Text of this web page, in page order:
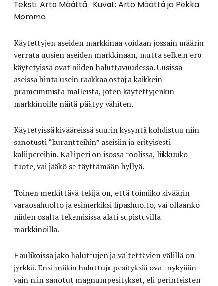
Teksti: Arto Määttä Kuvat: Arto Määttä ja Pekka
Mommo
Käytettyjen aseiden markkinaa voidaan jossain määrin
verrata uusien aseiden markkinaan, mutta selkein ero
käytetyissä ovat niiden haluttavuudessa. Uusissa
aseissa hinta usein raakkaa ostajia kaikkein
prameimmista malleista, joten käytettyjenkin
markkinoille näitä päätyy vähiten.
Käytetyissä kivääreissä suurin kysyntä kohdistuu niin
sanotusti “kurantteihin” aseisiin ja erityisesti
kaliipereihin. Kaliiperi on isossa roolissa, liikkuuko
tuote, vai jääkö se täyttämään hyllyä.
Toinen merkittävä tekijä on, että toimiiko kiväärin
varaosahuolto ja esimerkiksi lipashuolto, vai ollaanko
niiden osalta tekemisissä alati supistuvilla
markkinoilla.
Haulikoissa jako haluttujen ja vältettävien välillä on
jyrkkä. Ensinnäkin haluttuja pesityksiä ovat nykyään
vain niin sanotut magnumpesitykset, eli perinteisten